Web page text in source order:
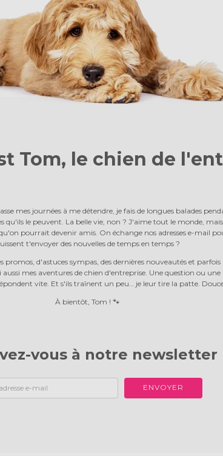
Tom, le chien de
mes journées à me détendre, je fais de longues balades
qu'ils le peuvent. La belle vie, non ? J'aime tout le monde,
pourrait devenir amis. On échange nos adresses e-mail
t'envoyer des nouvelles de temps en temps ?
promos, d'astuces sympas, des dernières nouveautés et
mes aventures de chien d'entreprise. Une question ou
vite. Et s'ils traînent un peu… je leur tire la patte.
À bientôt, Tom ! 🐾
vous à notre newsletter
ENVOYER